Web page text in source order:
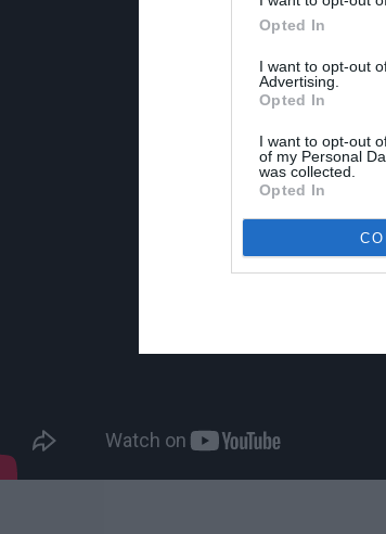
Opted In
I want to opt-out
Advertising.
Opted In
I want to opt-out
of my Personal
was collected.
Opted In